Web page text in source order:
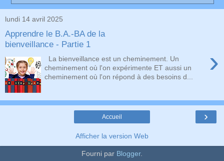
lundi 14 avril 2025
Apprendre le B.A.-BA de la
bienveillance - Partie 1
›
La bienveillance est un cheminement. Un
cheminement où l'on expérimente ET aussi un
cheminement où l'on répond à des besoins d...
›
Accueil
Afficher la version Web
Fourni par Blogger.